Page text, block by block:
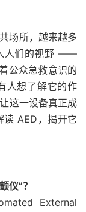
场所，越来越多
人们的视野 ——
公众急救意识的
人想了解它的作
这一设备真正成
读 AED，揭开它
仪”？
External